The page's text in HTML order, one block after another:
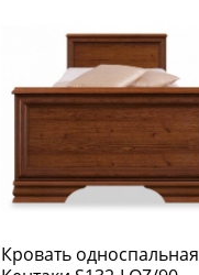
Кровать односпальная